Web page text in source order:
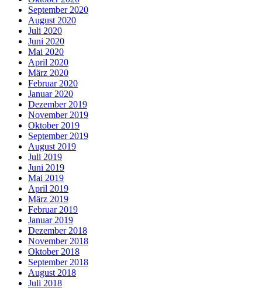
September 2020
August 2020
Juli 2020
Juni 2020
Mai 2020
April 2020
März 2020
Februar 2020
Januar 2020
Dezember 2019
November 2019
Oktober 2019
September 2019
August 2019
Juli 2019
Juni 2019
Mai 2019
April 2019
März 2019
Februar 2019
Januar 2019
Dezember 2018
November 2018
Oktober 2018
September 2018
August 2018
Juli 2018